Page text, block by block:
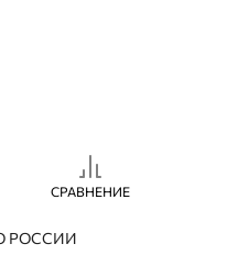
СРАВНЕНИЕ
РОССИИ